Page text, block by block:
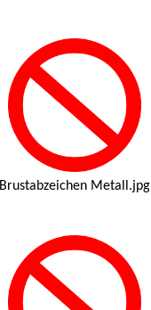
Brustabzeichen Metall.jpg